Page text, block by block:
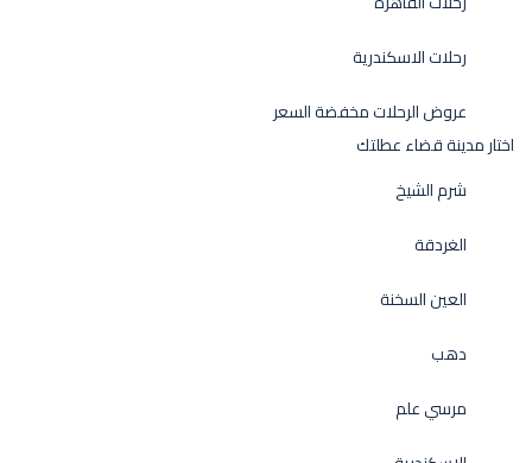
رحلات الاسكندرية
عروض الرحلات مخفضة السعر
اختار مدينة قضاء عطلتك
شرم الشيخ
الغردقة
العين السخنة
دهب
مرسي علم